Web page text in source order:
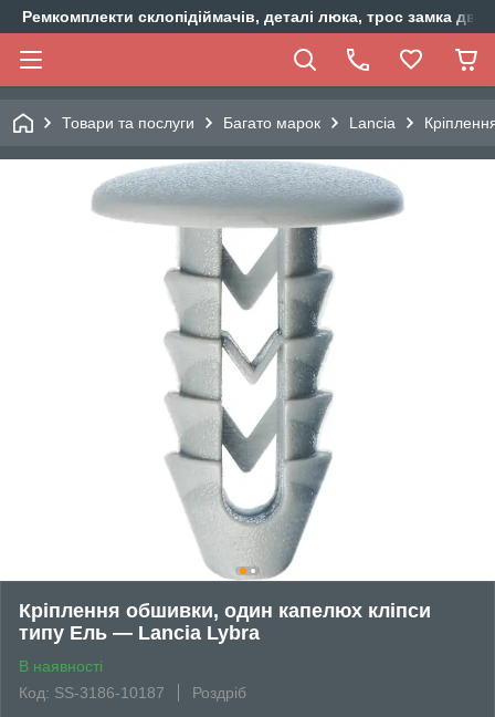
Ремкомплекти склопідіймачів, деталі люка, трос замка
Товари та послуги Багато марок Lancia
Кріплення обшивки, один капелюх кліпси
типу Ель — Lancia Lybra
В наявності
Код: SS-3186-10187
Роздріб